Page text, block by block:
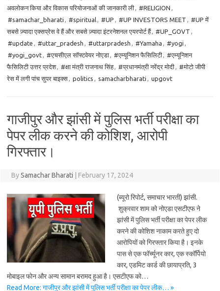
अवलोकन किया और विकास परियोजनाओं की जानकारी ली, #RELIGION ,
#samachar_bharati , #spiritual, #UP , #UP INVESTORS MEET , #UP में
सबसे ज़्यादा एक्सप्रेस वे हैं और सबसे ज़्यादा इंटरनेशनल एयरपोर्ट हैं, #UP_GOVT ,
#update , #uttar_pradesh , #uttarpradesh , #Yamaha , #yogi ,
#yogi_govt, #एचसीएल सॉफ्टवेयर नोएडा, #एम्यूनिशन फैसिलिटी, #एम्यूनिशन
फैसिलिटी उत्तर प्रदेश, #क्षा मंत्री राजनाथ सिंह, #प्रधानमंत्री नरेंद्र मोदी, #मोटो जीपी
रेस में लगी पांच सुपर बाइक्स, politics , samacharbharati , upgovt
गाजीपुर और झांसी में पुलिस भर्ती परीक्षा का
पेपर लीक करने की कोशिश, आरोपी
गिरफ्तार।
BySamachar Bharati February 17, 2024
(ब्यूरो रिपोर्ट, समाचार भारती) झांसी.
शुक्रवार शाम को नोएडा एसटीएफ ने
झांसी में पुलिस भर्ती परीक्षा का पेपर लीक
करने की कोशिश नाकाम करते हुए दो
आरोपियों को गिरफ्तार किया है। इनके
पास से एक फॉर्च्यूनर कार, एक स्कॉर्पियो
कार, एडमिट कार्ड की छायाप्रति, 3
मोबाइल फोन और अन्य सामान बरामद हुआ है। एसटीएफ को…
Read More: गाजीपुर और झांसी में पुलिस भर्ती परीक्षा का पेपर लीक… »